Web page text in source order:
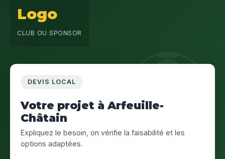
Logo
CLUB OU SPONSOR
DEVIS LOCAL
Votre projet à Arfeuille-
Châtain
Expliquez le besoin, on vérifie la faisabilité et les
options adaptées.